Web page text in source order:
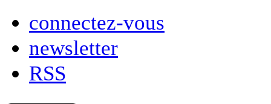
connectez-vous
newsletter
RSS